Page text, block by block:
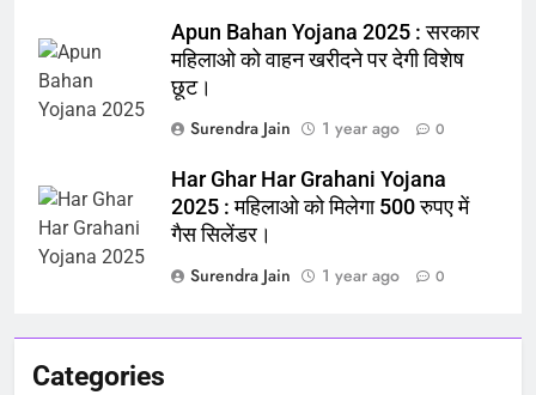
Apun Bahan Yojana 2025 : सरकार
महिलाओ को वाहन खरीदने पर देगी विशेष
छूट।
Surendra Jain
1 year ago 0
Har Ghar Har Grahani Yojana
2025 : महिलाओ को मिलेगा 500 रुपए में
गैस सिलेंडर।
Surendra Jain
1 year ago 0
Categories